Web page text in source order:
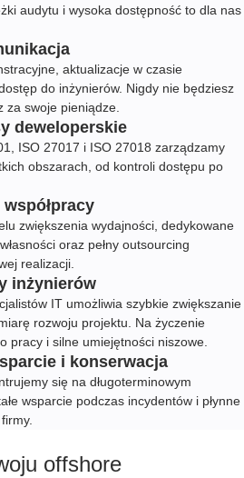
audytu i wysoka dostępność to dla nas
aktualizacje w czasie
do inżynierów. Nigdy nie będziesz
za swoje pieniądze.
deweloperskie
ISO 27017 i ISO 27018 zarządzamy
obszarach, od kontroli dostępu po
zwiększenia wydajności, dedykowane
oraz pełny outsourcing
realizacji.
inżynierów
IT umożliwia szybkie zwiększanie
rozwoju projektu. Na życzenie
pracy i silne umiejętności niszowe.
i konserwacja
się na długoterminowym
wsparcie podczas incydentów i płynne
offshore